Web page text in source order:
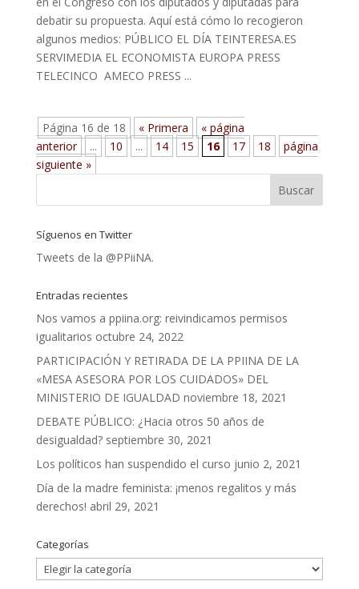
debatir su propuesta. Aquí está cómo lo recogieron
algunos medios: PÚBLICO EL DÍA TEINTERESA.ES
SERVIMEDIA EL ECONOMISTA EUROPA PRESS
TELECINCO AMECO PRESS ...
Página 16 de 18 « Primera
« página
anterior
... 10 ... 14 15 16 17 18
página
siguiente »
Síguenos en Twitter
Tweets de la @PPiiNA.
Entradas recientes
Nos vamos a ppiina.org: reivindicamos permisos
igualitarios octubre 24, 2022
PARTICIPACIÓN Y RETIRADA DE LA PPIINA DE LA
«MESA ASESORA POR LOS CUIDADOS» DEL
MINISTERIO DE IGUALDAD noviembre 18, 2021
DEBATE PÚBLICO: ¿Hacia otros 50 años de
desigualdad? septiembre 30, 2021
Los políticos han suspendido el curso junio 2, 2021
Día de la madre feminista: ¡menos regalitos y más
derechos! abril 29, 2021
Categorías
Categorías